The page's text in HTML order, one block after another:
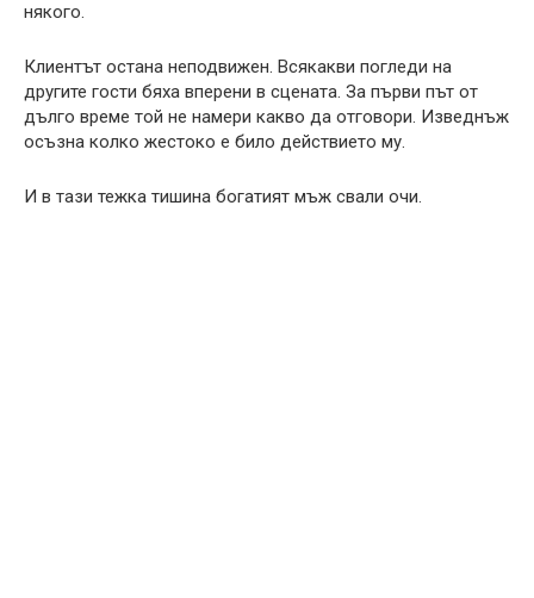
някого.
Клиентът остана неподвижен. Всякакви погледи на
другите гости бяха вперени в сцената. За първи път от
дълго време той не намери какво да отговори. Изведнъж
осъзна колко жестоко е било действието му.
И в тази тежка тишина богатият мъж свали очи.